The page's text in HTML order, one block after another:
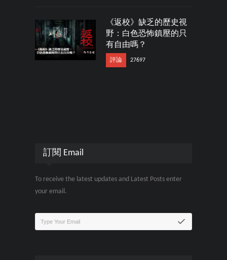
《返校》缺乏的歷史視
野：白色恐怖鎮壓的只
有自由嗎？
評論 27697
訂閱 Email
To receive the latest updates and Latest Posts enter
your email.